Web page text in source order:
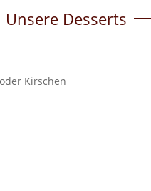
Unsere Desserts
oder Kirschen